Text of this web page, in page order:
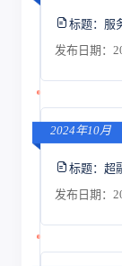
标题： 服
发布日期：
2024年10月
标题： 超
发布日期：